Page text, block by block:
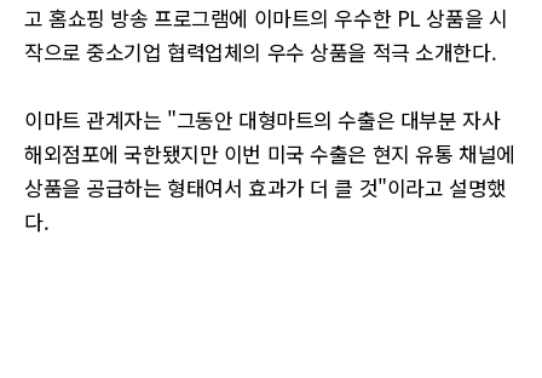
고 홈쇼핑 방송 프로그램에 이마트의 우수한 PL 상품을 시
작으로 중소기업 협력업체의 우수 상품을 적극 소개한다.
이마트 관계자는 "그동안 대형마트의 수출은 대부분 자사
해외점포에 국한됐지만 이번 미국 수출은 현지 유통 채널에
상품을 공급하는 형태여서 효과가 더 클 것"이라고 설명했
다.